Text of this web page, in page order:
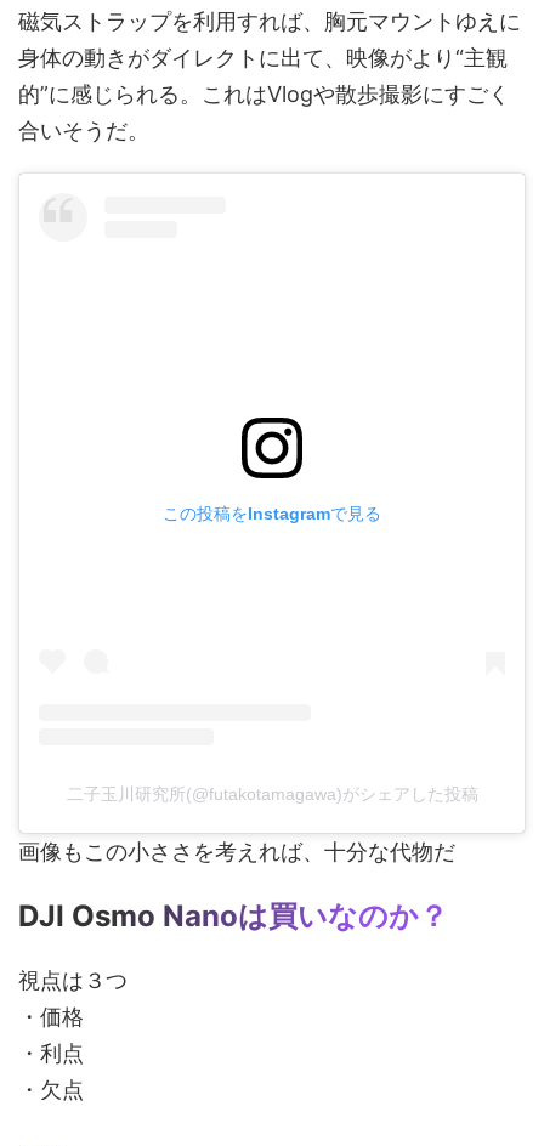
磁気ストラップを利用すれば、胸元マウントゆえに
身体の動きがダイレクトに出て、映像がより“主観
的”に感じられる。これはVlogや散歩撮影にすごく
合いそうだ。
この投稿をInstagramで見る
二子玉川研究所(@futakotamagawa)がシェアした投稿
画像もこの小ささを考えれば、十分な代物だ
DJI Osmo Nanoは買いなのか？
視点は３つ
・価格
・利点
・欠点